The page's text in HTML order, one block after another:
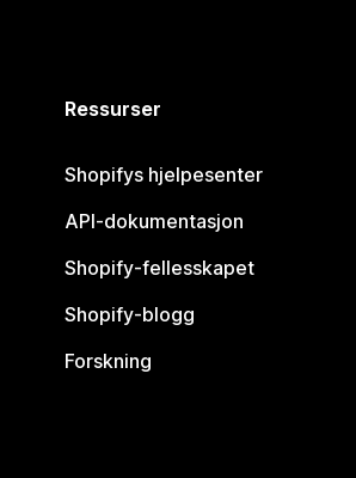
Ressurser
Shopifys hjelpesenter
API-dokumentasjon
Shopify-fellesskapet
Shopify-blogg
Forskning